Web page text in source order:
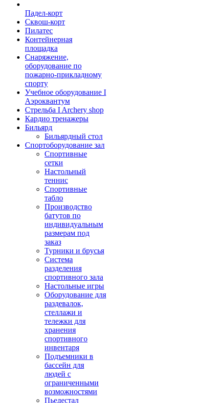
Падел-корт
Сквош-корт
Пилатес
Контейнерная
площадка
Снаряжение,
оборудование по
пожарно-прикладному
спорту
Учебное оборудование I
Аэроквантум
Стрельба I Archery shop
Кардио тренажеры
Бильярд
Бильярдный стол
Спортоборудование зал
Спортивные
сетки
Настольный
теннис
Спортивные
табло
Производство
батутов по
индивидуальным
размерам под
заказ
Турники и брусья
Система
разделения
спортивного зала
Настольные игры
Оборудование для
раздевалок,
стеллажи и
тележки для
хранения
спортивного
инвентаря
Подъемники в
бассейн для
людей с
ограниченными
возможностями
Пьедестал